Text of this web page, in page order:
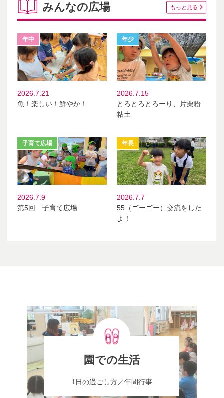
みんなの広場 もっと見る
2026.7.21
魚！楽しい！鮮やか！
2026.7.15
とろとろとろーり、片栗粉
粘土
2026.7.9
第5回 子育て広場
2026.7.7
55（ゴーゴー）交流をした
よ！
園での生活
1日の過ごし方／年間行事